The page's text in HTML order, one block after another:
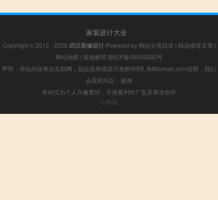
家装设计大全
Copyright © 2012 - 2026 武汉装修设计Powered by 网站分类目录 | 精选推荐文章 |
网站地图 | 疑难解答 陕ICP备05003392号
声明：本站内容来自互联网，如信息有错误可发邮件到f_fb#foxmail.com说明，我们
会及时纠正，谢谢
本站仅为个人兴趣爱好，不接盈利性广告及商业合作
小男孩